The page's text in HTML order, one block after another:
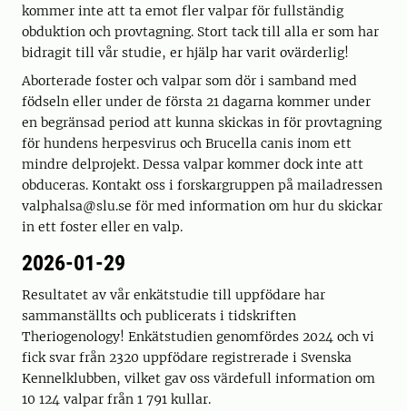
kommer inte att ta emot fler valpar för fullständig
obduktion och provtagning. Stort tack till alla er som har
bidragit till vår studie, er hjälp har varit ovärderlig!
Aborterade foster och valpar som dör i samband med
födseln eller under de första 21 dagarna kommer under
en begränsad period att kunna skickas in för provtagning
för hundens herpesvirus och Brucella canis inom ett
mindre delprojekt. Dessa valpar kommer dock inte att
obduceras. Kontakt oss i forskargruppen på mailadressen
valphalsa@slu.se för med information om hur du skickar
in ett foster eller en valp.
2026-01-29
Resultatet av vår enkätstudie till uppfödare har
sammanställts och publicerats i tidskriften
Theriogenology! Enkätstudien genomfördes 2024 och vi
fick svar från 2320 uppfödare registrerade i Svenska
Kennelklubben, vilket gav oss värdefull information om
10 124 valpar från 1 791 kullar.